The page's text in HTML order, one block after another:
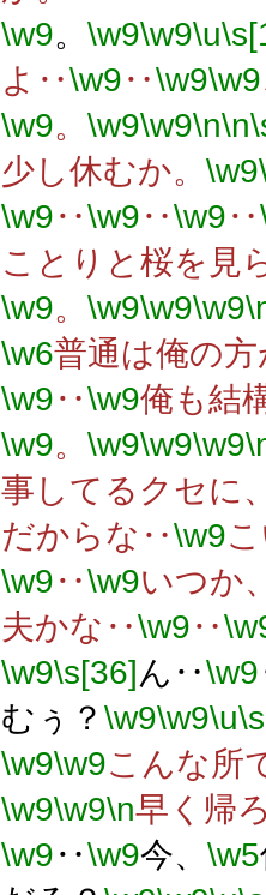
\w9。 \w9\w9\u
よ‥\w9‥\w9\w9
\w9。 \w9\w9\n\n
少し休むか。 \w9
\w9‥\w9‥\w9‥
ことりと桜を見
\w9。 \w9\w9\w9
\w6普通は俺の
\w9‥\w9俺も結
\w9。 \w9\w9\w9
事してるクセに
だからな‥\w9
\w9‥\w9いつか
夫かな‥\w9‥
\w9\s[36]ん‥\w9
むぅ？ \w9\w9\u
\w9\w9こんな所
\w9\w9\n早く帰
\w9‥\w9今、 \w5